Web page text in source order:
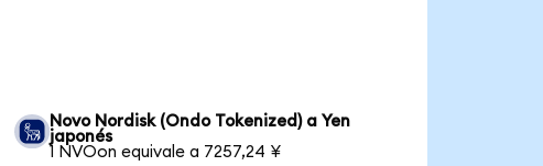
Novo Nordisk (Ondo Tokenized) a Yen
japonés
1 NVOon equivale a 7257,24 ¥